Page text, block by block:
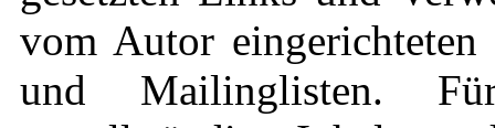
vom Autor eingerichteten
und Mailinglisten.